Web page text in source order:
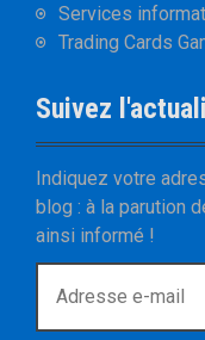
Services
Trading Cards
Suivez
Indiquez votre
blog : à la parution
ainsi informé !
r